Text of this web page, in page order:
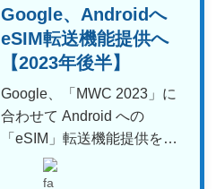
Google、Androidへ
eSIM転送機能提供へ
【2023年後半】
Google、「MWC 2023」に
合わせて Android への
「eSIM」転送機能提供を約
束。A...